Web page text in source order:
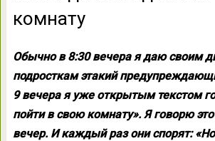
комнату
Обычно в 8:30 вечера я даю своим
подросткам этакий
9 вечера я уже открытым текстом
пойти в свою комнату». Я говорю
вечер. И каждый раз они спорят: